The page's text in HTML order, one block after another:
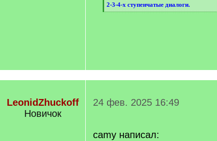
2-3-4-х ступенчатые диалоги.
[
LeonidZhuckoff
Новичок
24 фев. 2025 16:49
camy написал: